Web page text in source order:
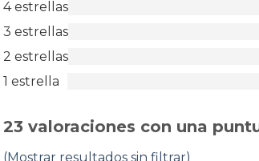
5
estrellas
4 estrellas
3 estrellas
2 estrellas
1 estrella
23 valoraciones con una
(Mostrar resultados sin filtrar)